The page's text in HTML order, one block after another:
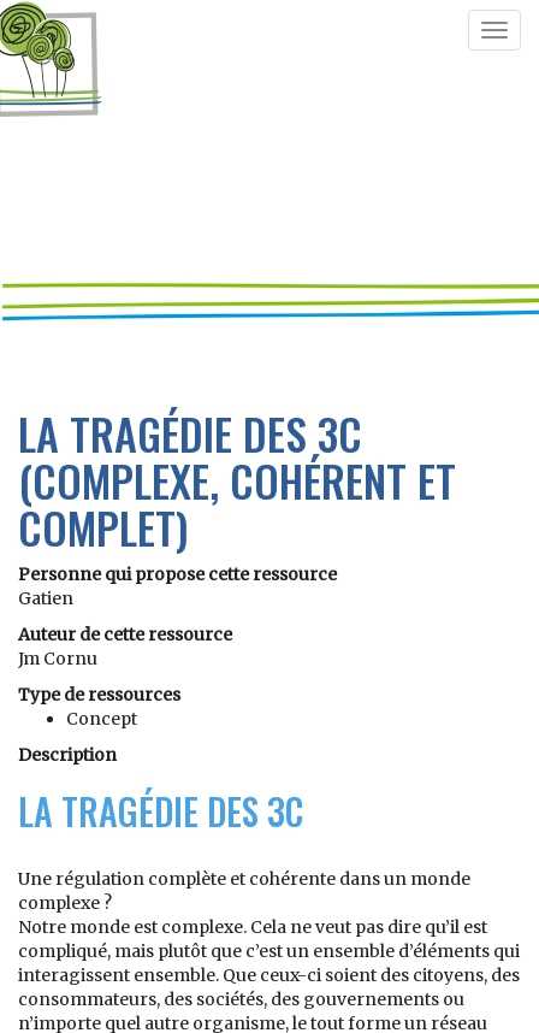
LA TRAGÉDIE DES 3C
(COMPLEXE, COHÉRENT ET
COMPLET)
Personne qui propose cette ressource
Gatien
Auteur de cette ressource
Jm Cornu
Type de ressources
Concept
Description
LA TRAGÉDIE DES 3C
Une régulation complète et cohérente dans un monde
complexe ?
Notre monde est complexe. Cela ne veut pas dire qu’il est
compliqué, mais plutôt que c’est un ensemble d’éléments qui
interagissent ensemble. Que ceux-ci soient des citoyens, des
consommateurs, des sociétés, des gouvernements ou
n’importe quel autre organisme, le tout forme un réseau